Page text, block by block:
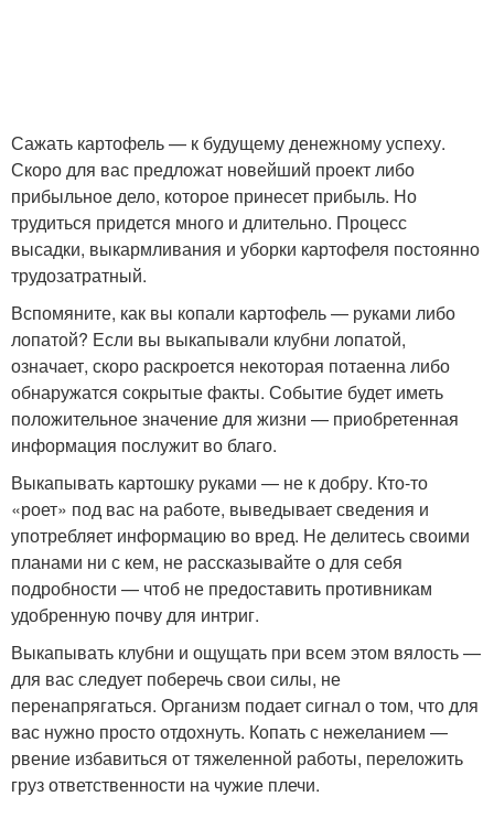
Сажать картофель — к будущему денежному успеху.
Скоро для вас предложат новейший проект либо
прибыльное дело, которое принесет прибыль. Но
трудиться придется много и длительно. Процесс
высадки, выкармливания и уборки картофеля постоянно
трудозатратный.
Вспомяните, как вы копали картофель — руками либо
лопатой? Если вы выкапывали клубни лопатой,
означает, скоро раскроется некоторая потаенна либо
обнаружатся сокрытые факты. Событие будет иметь
положительное значение для жизни — приобретенная
информация послужит во благо.
Выкапывать картошку руками — не к добру. Кто-то
«роет» под вас на работе, выведывает сведения и
употребляет информацию во вред. Не делитесь своими
планами ни с кем, не рассказывайте о для себя
подробности — чтоб не предоставить противникам
удобренную почву для интриг.
Выкапывать клубни и ощущать при всем этом вялость —
для вас следует поберечь свои силы, не
перенапрягаться. Организм подает сигнал о том, что для
вас нужно просто отдохнуть. Копать с нежеланием —
рвение избавиться от тяжеленной работы, переложить
груз ответственности на чужие плечи.